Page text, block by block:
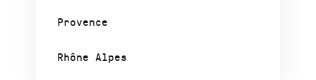
Provence
Rhône Alpes